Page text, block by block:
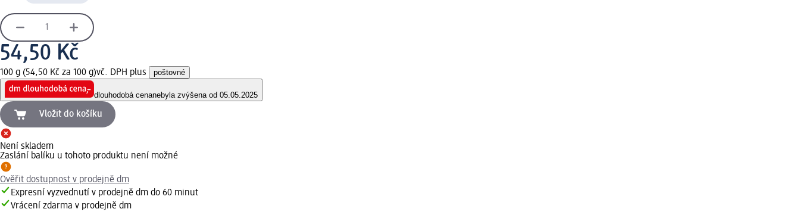
54,50 Kč
100 g (54,50 Kč za 100 g)vč. DPH plus poštovné
dlouhodobá cenanebyla zvýšena od 05.05.2025
Vložit do košíku
Není skladem
Zaslání balíku u tohoto produktu není možné
Ověřit dostupnost v prodejně dm
Expresní vyzvednutí v prodejně dm do 60 minut
Vrácení zdarma v prodejně dm